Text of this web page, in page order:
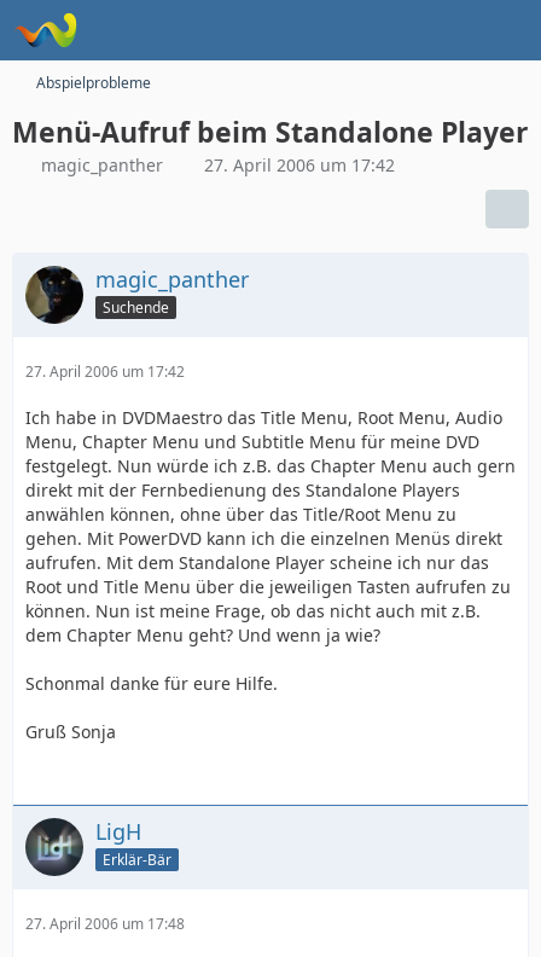
Abspielprobleme
Menü-Aufruf beim Standalone Player
magic_panther 27. April 2006 um 17:42
magic_panther
Suchende
27. April 2006 um 17:42
Ich habe in DVDMaestro das Title Menu, Root Menu, Audio
Menu, Chapter Menu und Subtitle Menu für meine DVD
festgelegt. Nun würde ich z.B. das Chapter Menu auch gern
direkt mit der Fernbedienung des Standalone Players
anwählen können, ohne über das Title/Root Menu zu
gehen. Mit PowerDVD kann ich die einzelnen Menüs direkt
aufrufen. Mit dem Standalone Player scheine ich nur das
Root und Title Menu über die jeweiligen Tasten aufrufen zu
können. Nun ist meine Frage, ob das nicht auch mit z.B.
dem Chapter Menu geht? Und wenn ja wie?
Schonmal danke für eure Hilfe.
Gruß Sonja
LigH
Erklär-Bär
27. April 2006 um 17:48